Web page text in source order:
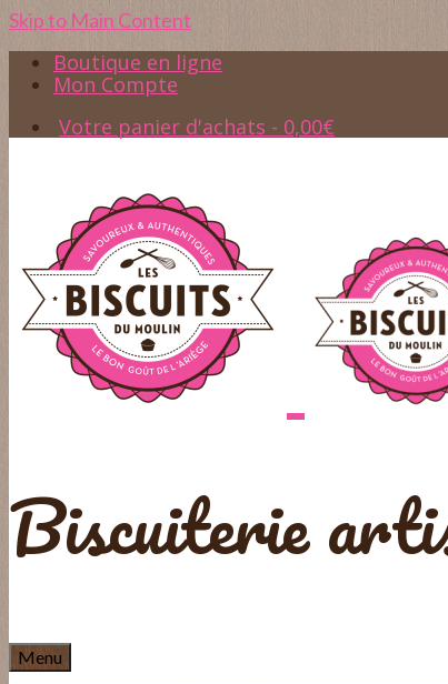
Skip to Main Content
Boutique en ligne
Mon Compte
Votre panier d'achats - 0,00€
Biscuiterie
Menu